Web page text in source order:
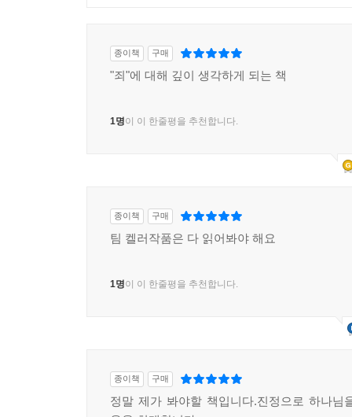
종이책 구매
"죄"에 대해 깊이 생각하게 되는 책
1명이 이 한줄평을 추천합니다.
종이책 구매
팀 켈러작품은 다 읽어봐야 해요
1명이 이 한줄평을 추천합니다.
종이책 구매
정말 제가 봐야할 책입니다.진정으로 하나님